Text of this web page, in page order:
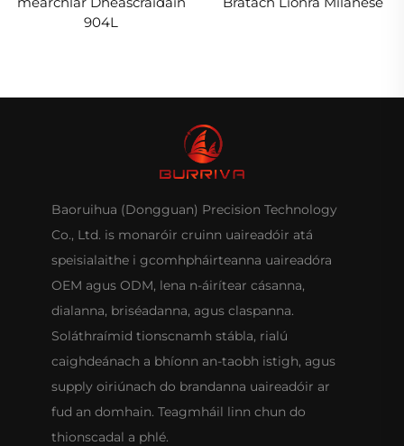
904L
Baoruihua (Dongguan) Precision Technology
Co., Ltd. is monaróir cruinn uaireadóir atá
speisialaithe i gcomhpháirteanna uaireadóra
OEM agus ODM, lena n-áirítear cásanna,
dialanna, briséadanna, agus claspanna.
Soláthraímid tionscnamh stábla, rialú
caighdeánach a bhíonn an-taobh istigh, agus
supply oiriúnach do brandanna uaireadóir ar
fud an domhain. Teagmháil linn chun do
thionscadal a phlé.